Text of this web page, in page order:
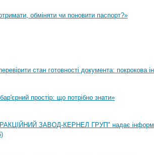
обміняти чи поновити паспорт?»
стан готовності документа: покрокова
простір: що потрібно знати»
ЗАВОД-КЕРНЕЛ ГРУП" надає